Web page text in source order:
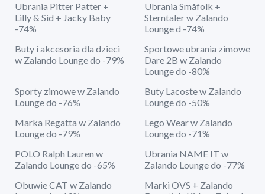
Ubrania Pitter Patter +
Lilly & Sid + Jacky Baby
-74%
Ubrania Småfolk +
Sterntaler w Zalando
Lounge d -74%
Buty i akcesoria dla dzieci
w Zalando Lounge do -79%
Sportowe ubrania zimowe
Dare 2B w Zalando
Lounge do -80%
Sporty zimowe w Zalando
Lounge do -76%
Buty Lacoste w Zalando
Lounge do -50%
Marka Regatta w Zalando
Lounge do -79%
Lego Wear w Zalando
Lounge do -71%
POLO Ralph Lauren w
Zalando Lounge do -65%
Ubrania NAME IT w
Zalando Lounge do -77%
Obuwie CAT w Zalando
Marki OVS + Zalando